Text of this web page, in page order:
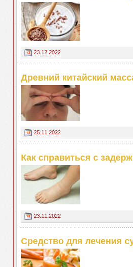
23.12.2022
Древний китайский
25.11.2022
Как справиться с
23.11.2022
Средство для лечения